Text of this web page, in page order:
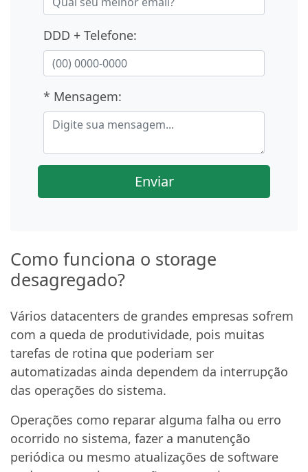
DDD + Telefone:
* Mensagem:
Enviar
Como funciona o storage
desagregado?
Vários datacenters de grandes empresas sofrem
com a queda de produtividade, pois muitas
tarefas de rotina que poderiam ser
automatizadas ainda dependem da interrupção
das operações do sistema.
Operações como reparar alguma falha ou erro
ocorrido no sistema, fazer a manutenção
periódica ou mesmo atualizações de software